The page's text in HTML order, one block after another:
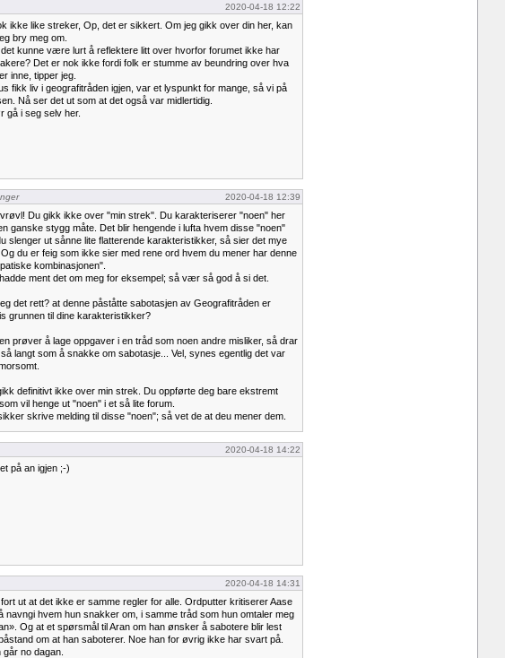
2020-04-18 12:22
ikke like streker, Op, det er sikkert. Om jeg gikk over din her, kan
bry meg om.
kunne være lurt å reflektere litt over hvorfor forumet ikke har
Det er nok ikke fordi folk er stumme av beundring over hva
inne, tipper jeg.
fikk liv i geografitråden igjen, var et lyspunkt for mange, så vi på
Nå ser det ut som at det også var midlertidig.
gå i seg selv her.
2020-04-18 12:39
Du gikk ikke over "min strek". Du karakteriserer "noen" her
ganske stygg måte. Det blir hengende i lufta hvem disse "noen"
slenger ut sånne lite flatterende karakteristikker, så sier det mye
du er feig som ikke sier med rene ord hvem du mener har denne
kombinasjonen".
ment det om meg for eksempel; så vær så god å si det.
det rett? at denne påståtte sabotasjen av Geografitråden er
grunnen til dine karakteristikker?
prøver å lage oppgaver i en tråd som noen andre misliker, så drar
langt som å snakke om sabotasje... Vel, synes egentlig det var
definitivt ikke over min strek. Du oppførte deg bare ekstremt
vil henge ut "noen" i et så lite forum.
skrive melding til disse "noen"; så vet de at deu mener dem.
2020-04-18 14:22
på an igjen ;-)
2020-04-18 14:31
ut at det ikke er samme regler for alle. Ordputter kritiserer Aase
navngi hvem hun snakker om, i samme tråd som hun omtaler meg
Og at et spørsmål til Aran om han ønsker å sabotere blir lest
om at han saboterer. Noe han for øvrig ikke har svart på.
no dagan.